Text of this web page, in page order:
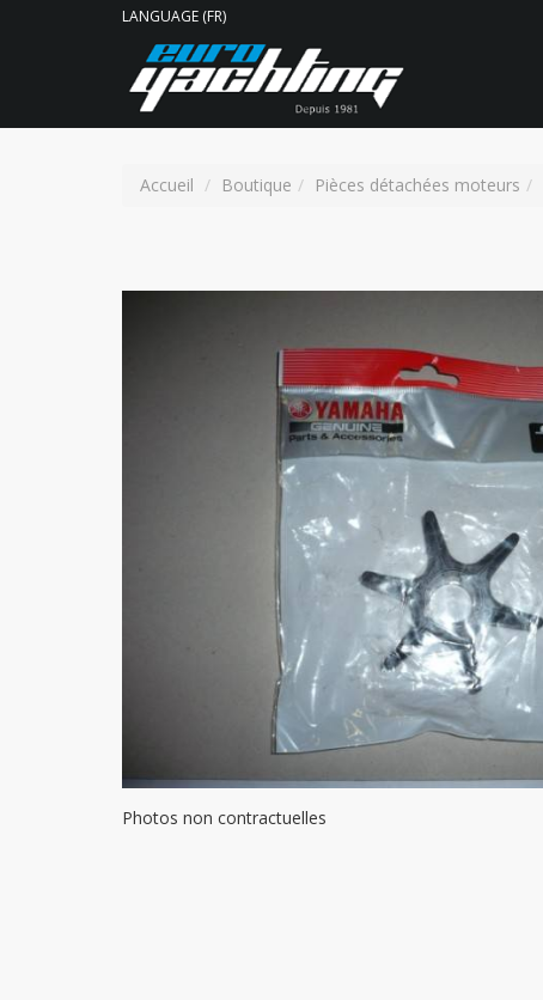
LANGUAGE (FR)
Accueil Boutique Pièces détachées moteurs
Photos non contractuelles